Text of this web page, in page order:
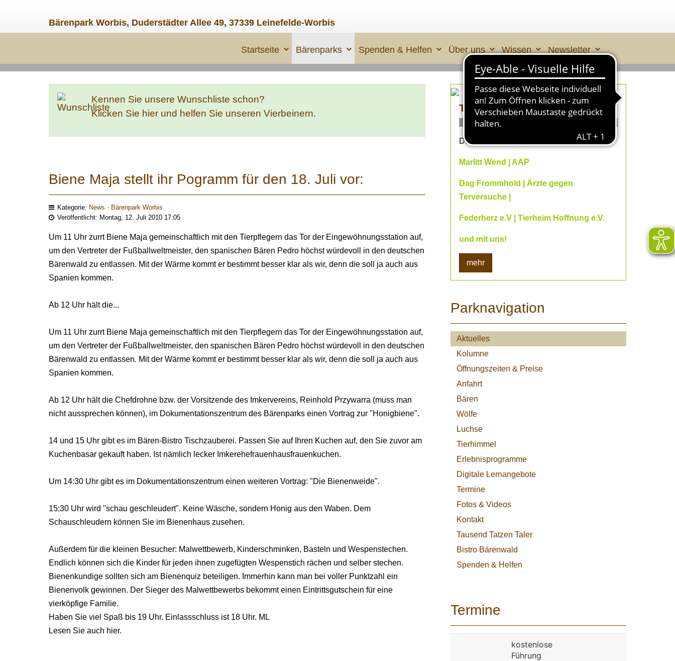
Bärenpark Worbis, Duderstädter Allee 49, 37339 Leinefelde-Worbis
Startseite Bärenparks Spenden & Helfen Über uns Wissen Newsletter
Kennen Sie unsere Wunschliste schon?
Klicken Sie hier und helfen Sie unseren Vierbeinern.
Biene Maja stellt ihr Pogramm für den 18. Juli vor:
Kategorie: News - Bärenpark Worbis
Veröffentlicht: Montag, 12. Juli 2010 17:05
Um 11 Uhr zurrt Biene Maja gemeinschaftlich mit den Tierpflegern das Tor der Eingewöhnungsstation auf,
um den Vertreter der Fußballweltmeister, den spanischen Bären Pedro höchst würdevoll in den deutschen
Bärenwald zu entlassen. Mit der Wärme kommt er bestimmt besser klar als wir, denn die soll ja auch aus
Spanien kommen.
Ab 12 Uhr hält die...
Um 11 Uhr zurrt Biene Maja gemeinschaftlich mit den Tierpflegern das Tor der Eingewöhnungsstation auf,
um den Vertreter der Fußballweltmeister, den spanischen Bären Pedro höchst würdevoll in den deutschen
Bärenwald zu entlassen. Mit der Wärme kommt er bestimmt besser klar als wir, denn die soll ja auch aus
Spanien kommen.
Ab 12 Uhr hält die Chefdrohne bzw. der Vorsitzende des Imkervereins, Reinhold Przywarra (muss man
nicht aussprechen können), im Dokumentationszentrum des Bärenparks einen Vortrag zur "Honigbiene".
14 und 15 Uhr gibt es im Bären-Bistro Tischzauberei. Passen Sie auf Ihren Kuchen auf, den Sie zuvor am
Kuchenbasar gekauft haben. Ist nämlich lecker Imkerehefrauenhausfrauenkuchen.
Um 14:30 Uhr gibt es im Dokumentationszentrum einen weiteren Vortrag: "Die Bienenweide".
15:30 Uhr wird "schau geschleudert". Keine Wäsche, sondern Honig aus den Waben. Dem
Schauschleudern können Sie im Bienenhaus zusehen.
Außerdem für die kleinen Besucher: Malwettbewerb, Kinderschminken, Basteln und Wespenstechen.
Endlich können sich die Kinder für jeden ihnen zugefügten Wespenstich rächen und selber stechen.
Bienenkundige sollten sich am Bienenquiz beteiligen. Immerhin kann man bei voller Punktzahl ein
Bienenvolk gewinnen. Der Sieger des Malwettbewerbs bekommt einen Eintrittsgutschein für eine
vierköpfige Familie.
Haben Sie viel Spaß bis 19 Uhr. Einlassschluss ist 18 Uhr. ML
Lesen Sie auch hier.
TIERLEID made in ÜBERALL 2
ONLINE- Fachvorträge
Dein Online-Herbst 2026 mit
Marlitt Wend | AAP
Dag Frommhold | Ärzte gegen
Terversuche |
Federherz e.V | Tierheim Hoffnung e.V.
und mit uns!
mehr
Parknavigation
Aktuelles
Kolumne
Öffnungszeiten & Preise
Anfahrt
Bären
Wölfe
Luchse
Tierhimmel
Erlebnisprogramme
Digitale Lernangebote
Termine
Fotos & Videos
Kontakt
Tausend Tatzen Taler
Bistro Bärenwald
Spenden & Helfen
Termine
kostenlose
Führung